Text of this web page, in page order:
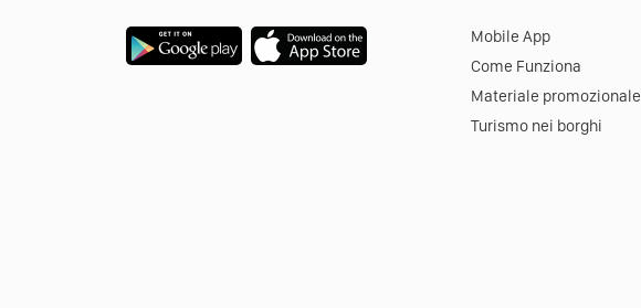
Mobile App
Come Funziona
Materiale promozionale
Turismo nei borghi